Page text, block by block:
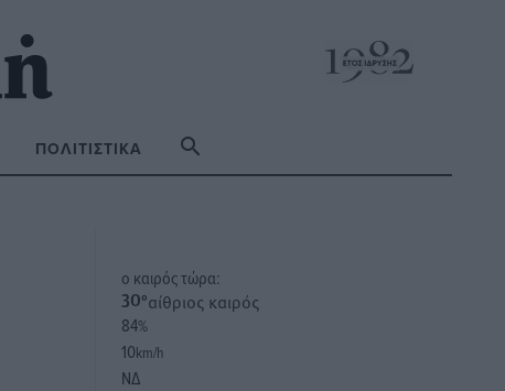
ΠΟΛΙΤΙΣΤΙΚΆ
o καιρός τώρα:
30°αίθριος καιρός
84%
10km/h
ΝΔ